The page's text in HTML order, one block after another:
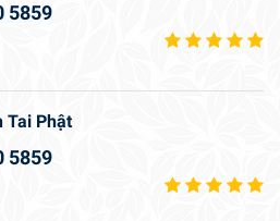
5859
Tai Phật
5859